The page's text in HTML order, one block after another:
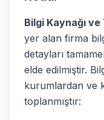
Bilgi Kaynağı
yer alan firma
detayları
elde edilmiştir.
kurumlardan ve
toplanmıştır: